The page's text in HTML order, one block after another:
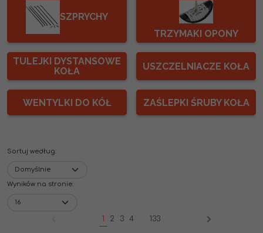
SZPRYCHY
TRZYMAKI OPONY
TULEJKI DYSTANSOWE
KOŁA
USZCZELNIACZE KOŁA
WENTYLKI DO KÓŁ ZAŚLEPKI ŚRUBY KOŁA
Sortuj według:
Wyników na stronie:
1 2 3 4 133